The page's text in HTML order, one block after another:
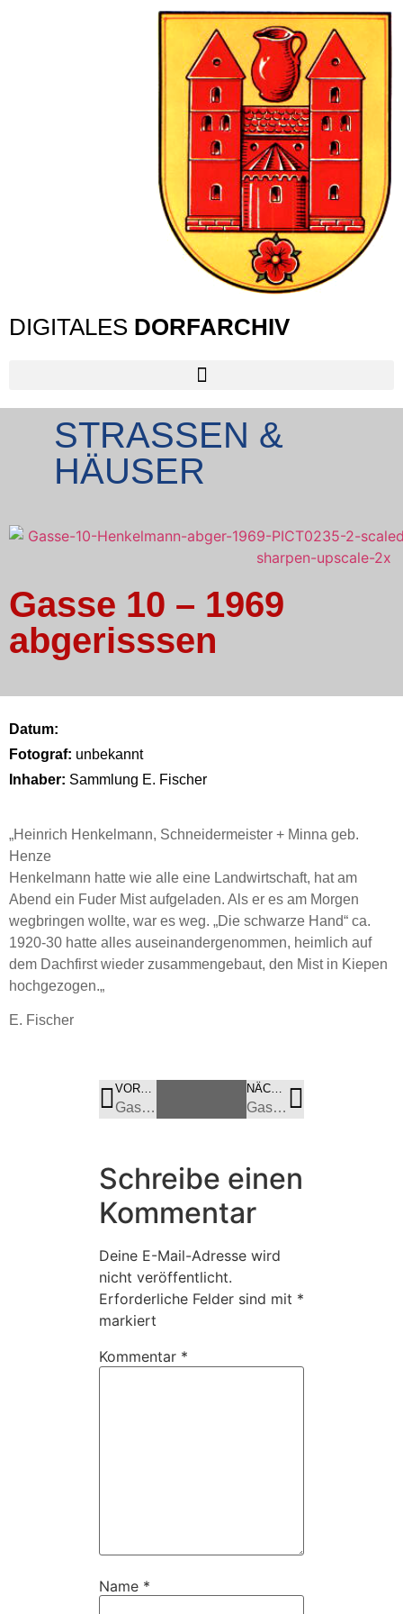
DIGITALES DORFARCHIV
STRASSEN &
HÄUSER
Gasse 10 – 1969
abgerisssen
Datum:
Fotograf: unbekannt
Inhaber: Sammlung E. Fischer
„Heinrich Henkelmann, Schneidermeister + Minna geb.
Henze
Henkelmann hatte wie alle eine Landwirtschaft, hat am
Abend ein Fuder Mist aufgeladen. Als er es am Morgen
wegbringen wollte, war es weg. „Die schwarze Hand“ ca.
1920-30 hatte alles auseinandergenommen, heimlich auf
dem Dachfirst wieder zusammengebaut, den Mist in Kiepen
hochgezogen.„
E. Fischer
VORHERIGES
Gasse 8.1 – Abriss
NÄCHSTES
Gasse 13.1
Schreibe einen
Kommentar
Deine E-Mail-Adresse wird
nicht veröffentlicht.
Erforderliche Felder sind mit *
markiert
Kommentar *
Name *